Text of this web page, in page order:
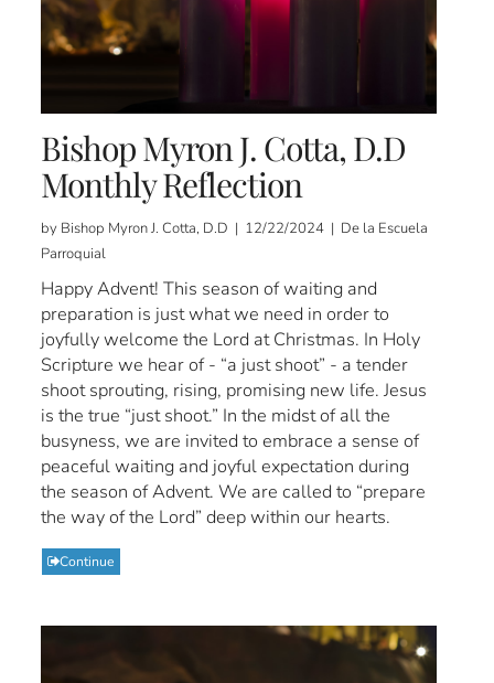
Bishop Myron J. Cotta, D.D
Monthly Reflection
by Bishop Myron J. Cotta, D.D | 12/22/2024 | De la Escuela
Parroquial
Happy Advent! This season of waiting and
preparation is just what we need in order to
joyfully welcome the Lord at Christmas. In Holy
Scripture we hear of - “a just shoot” - a tender
shoot sprouting, rising, promising new life. Jesus
is the true “just shoot.” In the midst of all the
busyness, we are invited to embrace a sense of
peaceful waiting and joyful expectation during
the season of Advent. We are called to “prepare
the way of the Lord” deep within our hearts.
Continue